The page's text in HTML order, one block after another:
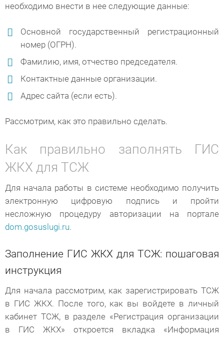
необходимо внести в нее следующие данные:
Основной государственный регистрационный
номер (ОГРН).
Фамилию, имя, отчество председателя.
Контактные данные организации.
Адрес сайта (если есть).
Рассмотрим, как это правильно сделать.
Как правильно заполнять ГИС
ЖКХ для ТСЖ
Для начала работы в системе необходимо получить
электронную цифровую подпись и пройти
несложную процедуру авторизации на портале
dom.gosuslugi.ru.
Заполнение ГИС ЖКХ для ТСЖ: пошаговая
инструкция
Для начала рассмотрим, как зарегистрировать ТСЖ
в ГИС ЖКХ. После того, как вы войдете в личный
кабинет ТСЖ, в разделе «Регистрация организации
в ГИС ЖКХ» откроется вкладка «Информация